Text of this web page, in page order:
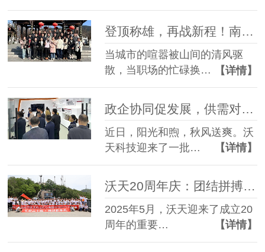
登顶称雄，再战新程！南京沃天科技黄山团建圆满落幕
当城市的喧嚣被山间的清风驱
散，当职场的忙碌换…
【详情】
政企协同促发展，供需对接启新篇 —— 金湖县政企代表团莅临沃天科技考察交流
近日，阳光和煦，秋风送爽。沃
天科技迎来了一批…
【详情】
沃天20周年庆：团结拼搏，勇攀高峰
2025年5月，沃天迎来了成立20
周年的重要…
【详情】